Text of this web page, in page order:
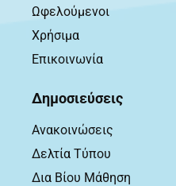
Ωφελούμενοι
Χρήσιμα
Επικοινωνία
Δημοσιεύσεις
Ανακοινώσεις
Δελτία Τύπου
Δια Βίου Μάθηση